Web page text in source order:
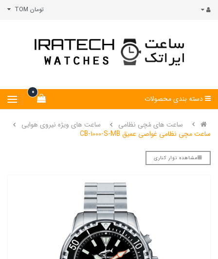
تومان TOM
0
دسته بندی محصولات
ساعت های مُچی نظامی
ساعت های ویژه نیروی هوایی
ساعت مچی نظامی غواصی عمیق CB-1000-S-MB
مشاهده نوار کناری